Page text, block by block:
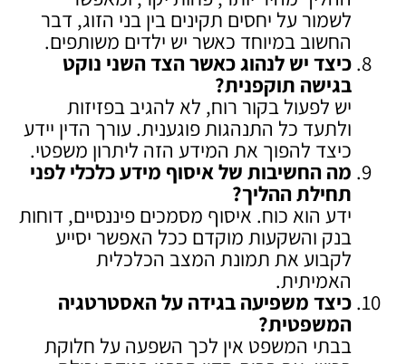
לשמור על יחסים תקינים בין בני הזוג, דבר
החשוב במיוחד כאשר יש ילדים משותפים.
כיצד יש לנהוג כאשר הצד השני נוקט
בגישה תוקפנית?
יש לפעול בקור רוח, לא להגיב בפזיזות
ולתעד כל התנהגות פוגענית. עורך הדין יידע
כיצד להפוך את המידע הזה ליתרון משפטי.
מה החשיבות של איסוף מידע כלכלי לפני
תחילת ההליך?
ידע הוא כוח. איסוף מסמכים פיננסיים, דוחות
בנק והשקעות מוקדם ככל האפשר יסייע
לקבוע את תמונת המצב הכלכלית
האמיתית.
כיצד משפיעה בגידה על האסטרטגיה
המשפטית?
בבתי המשפט אין לכך השפעה על חלוקת